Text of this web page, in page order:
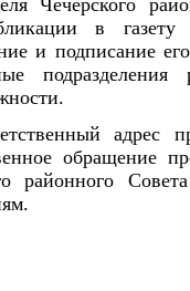
Чечерского
в газету
и подписание
адрес
обращение
районного